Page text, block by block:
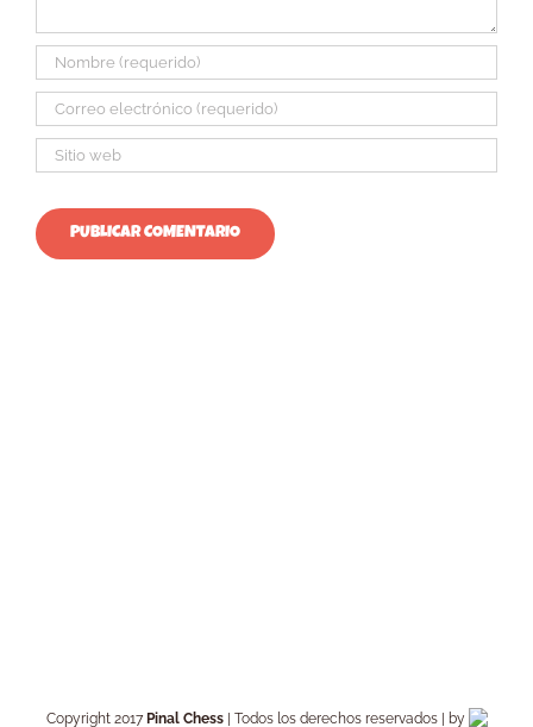
Copyright 2017 Pinal Chess| Todos los derechos reservados | by